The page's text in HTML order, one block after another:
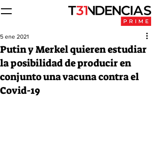
Putin y Merkel quieren estudiar
la posibilidad de producir en
conjunto una vacuna contra el
Covid-19
5 ene 2021